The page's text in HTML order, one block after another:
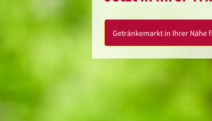
Getränkemarkt in Ihrer Nähe